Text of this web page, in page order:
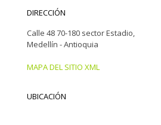
DIRECCIÓN
Calle 48 70-180 sector Estadio,
Medellín - Antioquia
MAPA DEL SITIO XML
UBICACIÓN